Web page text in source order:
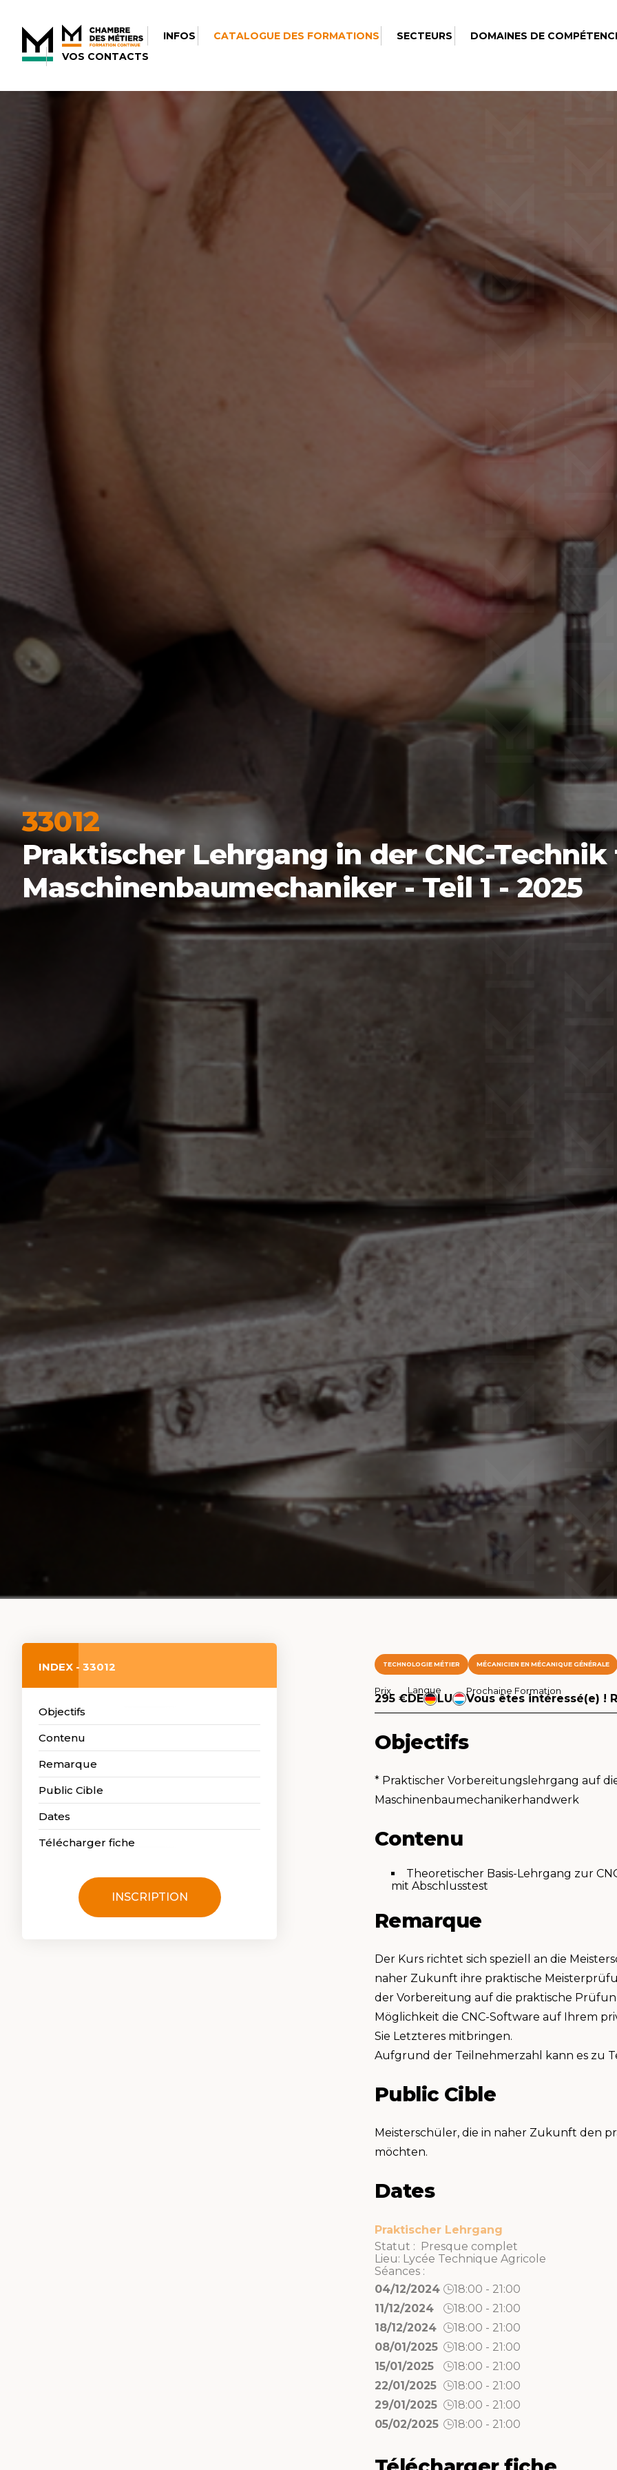
INFOS CATALOGUE DES FORMATIONS SECTEURS
DOMAINES DE
VOS CONTACTS
33012
Praktischer Lehrgang in der CNC-Technik
Maschinenbaumechaniker - Teil 1 - 2025
INDEX - 33012
Objectifs
Contenu
Remarque
Public Cible
Dates
Télécharger fiche
INSCRIPTION
TECHNOLOGIE MÉTIER MÉCANICIEN EN MÉCANIQUE GÉNÉRALE
Prix
295 €
Langue
DE LU
Prochaine Formation
Vous êtes intéressé(e) !
Objectifs
* Praktischer Vorbereitungslehrgang auf
Maschinenbaumechanikerhandwerk
Contenu
Theoretischer Basis-Lehrgang zur
mit Abschlusstest
Remarque
Der Kurs richtet sich speziell an die
naher Zukunft ihre praktische
der Vorbereitung auf die praktische
Möglichkeit die CNC-Software auf Ihrem
Sie Letzteres mitbringen.
Aufgrund der Teilnehmerzahl kann es zu
Public Cible
Meisterschüler, die in naher Zukunft den
möchten.
Dates
Praktischer Lehrgang
Statut : Presque complet
Lieu: Lycée Technique Agricole
Séances :
04/12/2024
18:00 - 21:00
11/12/2024
18:00 - 21:00
18/12/2024
18:00 - 21:00
08/01/2025
18:00 - 21:00
15/01/2025
18:00 - 21:00
22/01/2025
18:00 - 21:00
29/01/2025
18:00 - 21:00
05/02/2025
18:00 - 21:00